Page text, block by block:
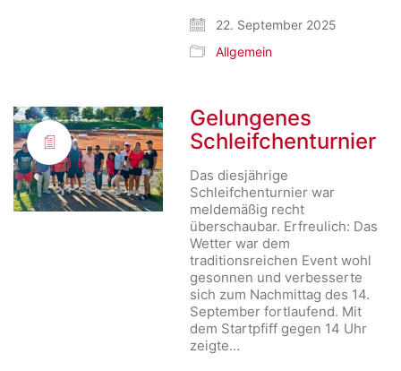
22. September 2025
Allgemein
Gelungenes
Schleifchenturnier
Das diesjährige
Schleifchenturnier war
meldemäßig recht
überschaubar. Erfreulich: Das
Wetter war dem
traditionsreichen Event wohl
gesonnen und verbesserte
sich zum Nachmittag des 14.
September fortlaufend. Mit
dem Startpfiff gegen 14 Uhr
zeigte…